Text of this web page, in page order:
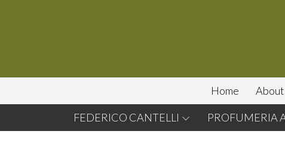
Home About
FEDERICO CANTELLI PROFUMERIA